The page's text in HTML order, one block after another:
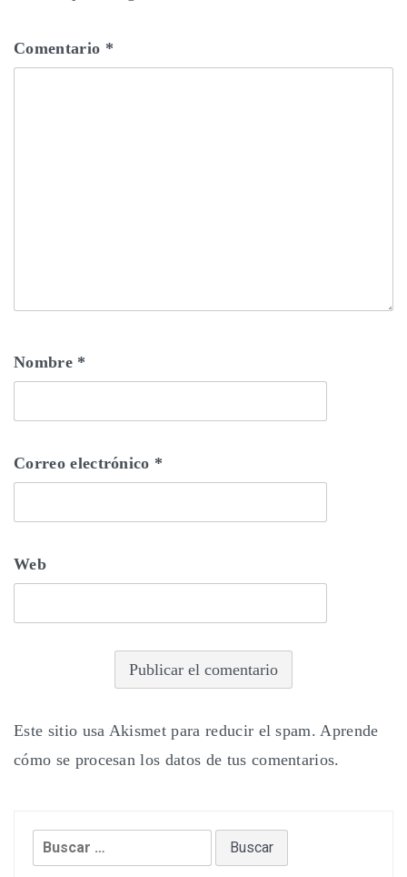
Comentario *
Nombre *
Correo electrónico *
Web
Este sitio usa Akismet para reducir el spam.Aprende
cómo se procesan los datos de tus comentarios.
Buscar: